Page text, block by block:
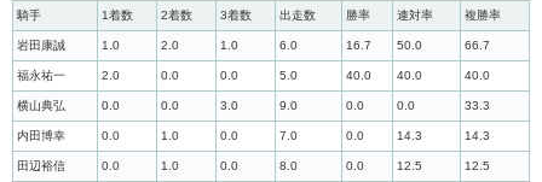
騎手 1着数 2着数 3着数 出走数 勝率 連対率 複勝率
岩田康誠 1.0 2.0 1.0 6.0 16.7 50.0 66.7
福永祐一 2.0 0.0 0.0 5.0 40.0 40.0 40.0
横山典弘 0.0 0.0 3.0 9.0 0.0 0.0 33.3
内田博幸 0.0 1.0 0.0 7.0 0.0 14.3 14.3
田辺裕信 0.0 1.0 0.0 8.0 0.0 12.5 12.5